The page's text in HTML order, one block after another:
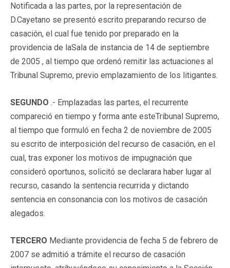
Notificada a las partes, por la representación de
D.Cayetano se presentó escrito preparando recurso de
casación, el cual fue tenido por preparado en la
providencia de laSala de instancia de 14 de septiembre
de 2005 , al tiempo que ordenó remitir las actuaciones al
Tribunal Supremo, previo emplazamiento de los litigantes.
SEGUNDO .- Emplazadas las partes, el recurrente
compareció en tiempo y forma ante esteTribunal Supremo,
al tiempo que formuló en fecha 2 de noviembre de 2005
su escrito de interposición del recurso de casación, en el
cual, tras exponer los motivos de impugnación que
consideró oportunos, solicitó se declarara haber lugar al
recurso, casando la sentencia recurrida y dictando
sentencia en consonancia con los motivos de casación
alegados.
TERCERO Mediante providencia de fecha 5 de febrero de
2007 se admitió a trámite el recurso de casación